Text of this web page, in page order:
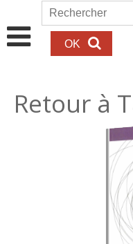
Aller au contenu principal
Rechercher
Retour à